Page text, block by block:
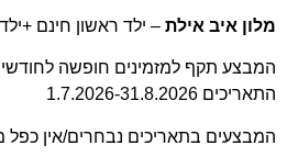
מלון איב אילת – ילד ראשון חינם +ילד שני ב-
המבצע תקף למזמינים חופשה לחודשי
התאריכים 1.7.2026-31.8.2026
המבצעים בתאריכים נבחרים/אין כפל